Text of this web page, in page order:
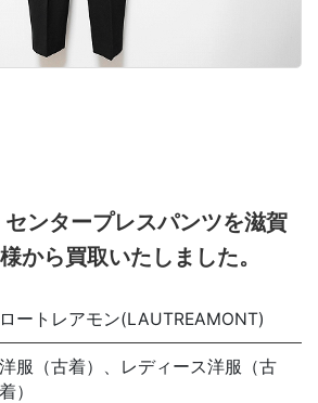
ンタープレスパンツを滋賀
から買取いたしました。
ロートレアモン(LAUTREAMONT)
洋服（古着）、レディース洋服（古
着）